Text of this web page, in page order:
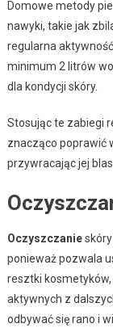
Domowe metody
nawyki, takie jak
regularna
minimum 2 litrów
dla kondycji skóry.
Stosując te zabiegi
znacząco poprawić
przywracając jej
Oczyszczanieskóry
ponieważ pozwala
resztki kosmetyków,
aktywnych z
odbywać się rano i